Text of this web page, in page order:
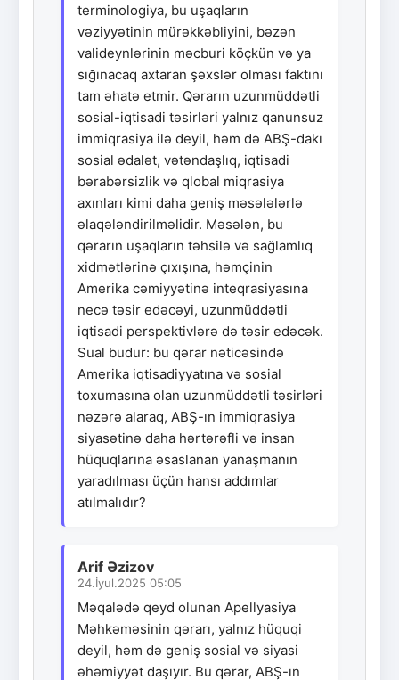
terminologiya, bu uşaqların
vəziyyətinin mürəkkəbliyini, bəzən
valideynlərinin məcburi köçkün və ya
sığınacaq axtaran şəxslər olması faktını
tam əhatə etmir. Qərarın uzunmüddətli
sosial-iqtisadi təsirləri yalnız qanunsuz
immiqrasiya ilə deyil, həm də ABŞ-dakı
sosial ədalət, vətəndaşlıq, iqtisadi
bərabərsizlik və qlobal miqrasiya
axınları kimi daha geniş məsələlərlə
əlaqələndirilməlidir. Məsələn, bu
qərarın uşaqların təhsilə və sağlamlıq
xidmətlərinə çıxışına, həmçinin
Amerika cəmiyyətinə inteqrasiyasına
necə təsir edəcəyi, uzunmüddətli
iqtisadi perspektivlərə də təsir edəcək.
Sual budur: bu qərar nəticəsində
Amerika iqtisadiyyatına və sosial
toxumasına olan uzunmüddətli təsirləri
nəzərə alaraq, ABŞ-ın immiqrasiya
siyasətinə daha hərtərəfli və insan
hüquqlarına əsaslanan yanaşmanın
yaradılması üçün hansı addımlar
atılmalıdır?
Arif Əzizov
24.İyul.2025 05:05
Məqalədə qeyd olunan Apellyasiya
Məhkəməsinin qərarı, yalnız hüquqi
deyil, həm də geniş sosial və siyasi
əhəmiyyət daşıyır. Bu qərar, ABŞ-ın